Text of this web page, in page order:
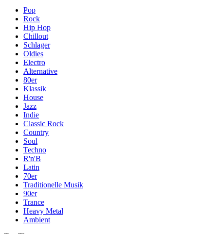
Pop
Rock
Hip Hop
Chillout
Schlager
Oldies
Electro
Alternative
80er
Klassik
House
Jazz
Indie
Classic Rock
Country
Soul
Techno
R'n'B
Latin
70er
Traditionelle Musik
90er
Trance
Heavy Metal
Ambient